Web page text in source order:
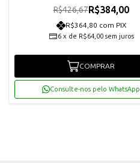
R$426,67R$384,00
R$364,80 com PIX
6 x de R$64,00 sem juros
COMPRAR
Consulte-nos pelo WhatsApp